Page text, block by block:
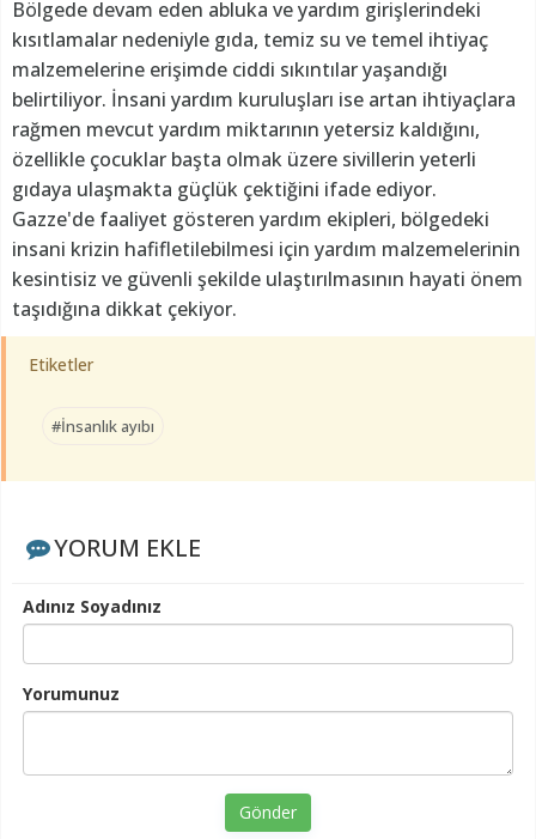
Bölgede devam eden abluka ve yardım girişlerindeki
kısıtlamalar nedeniyle gıda, temiz su ve temel ihtiyaç
malzemelerine erişimde ciddi sıkıntılar yaşandığı
belirtiliyor. İnsani yardım kuruluşları ise artan ihtiyaçlara
rağmen mevcut yardım miktarının yetersiz kaldığını,
özellikle çocuklar başta olmak üzere sivillerin yeterli
gıdaya ulaşmakta güçlük çektiğini ifade ediyor.
Gazze'de faaliyet gösteren yardım ekipleri, bölgedeki
insani krizin hafifletilebilmesi için yardım malzemelerinin
kesintisiz ve güvenli şekilde ulaştırılmasının hayati önem
taşıdığına dikkat çekiyor.
Etiketler
#İnsanlık ayıbı
YORUM EKLE
Adınız Soyadınız
Yorumunuz
Gönder